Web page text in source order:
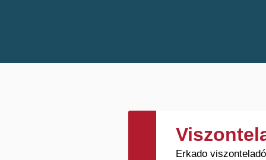
Azalia 8
Erkado